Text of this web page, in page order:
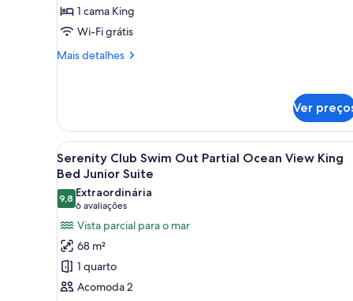
View
King
Bed
1 cama King
Wi-Fi grátis
Mais detalhes
Mais
Ocean
View
King
Bed
Junior
Suite
Ver
Carrega
todas
as
fotos
de
Serenity
Club
Swim
Out
Quatro garrafas de bebidas
5
Serenity Club Swim Out Partial Ocean View King
Bed Junior Suite
9,89,8 de 10
Extraordinária
6 avaliações
(6
avaliações)
Vista parcial para o mar
68 m²
1 quarto
Acomoda 2